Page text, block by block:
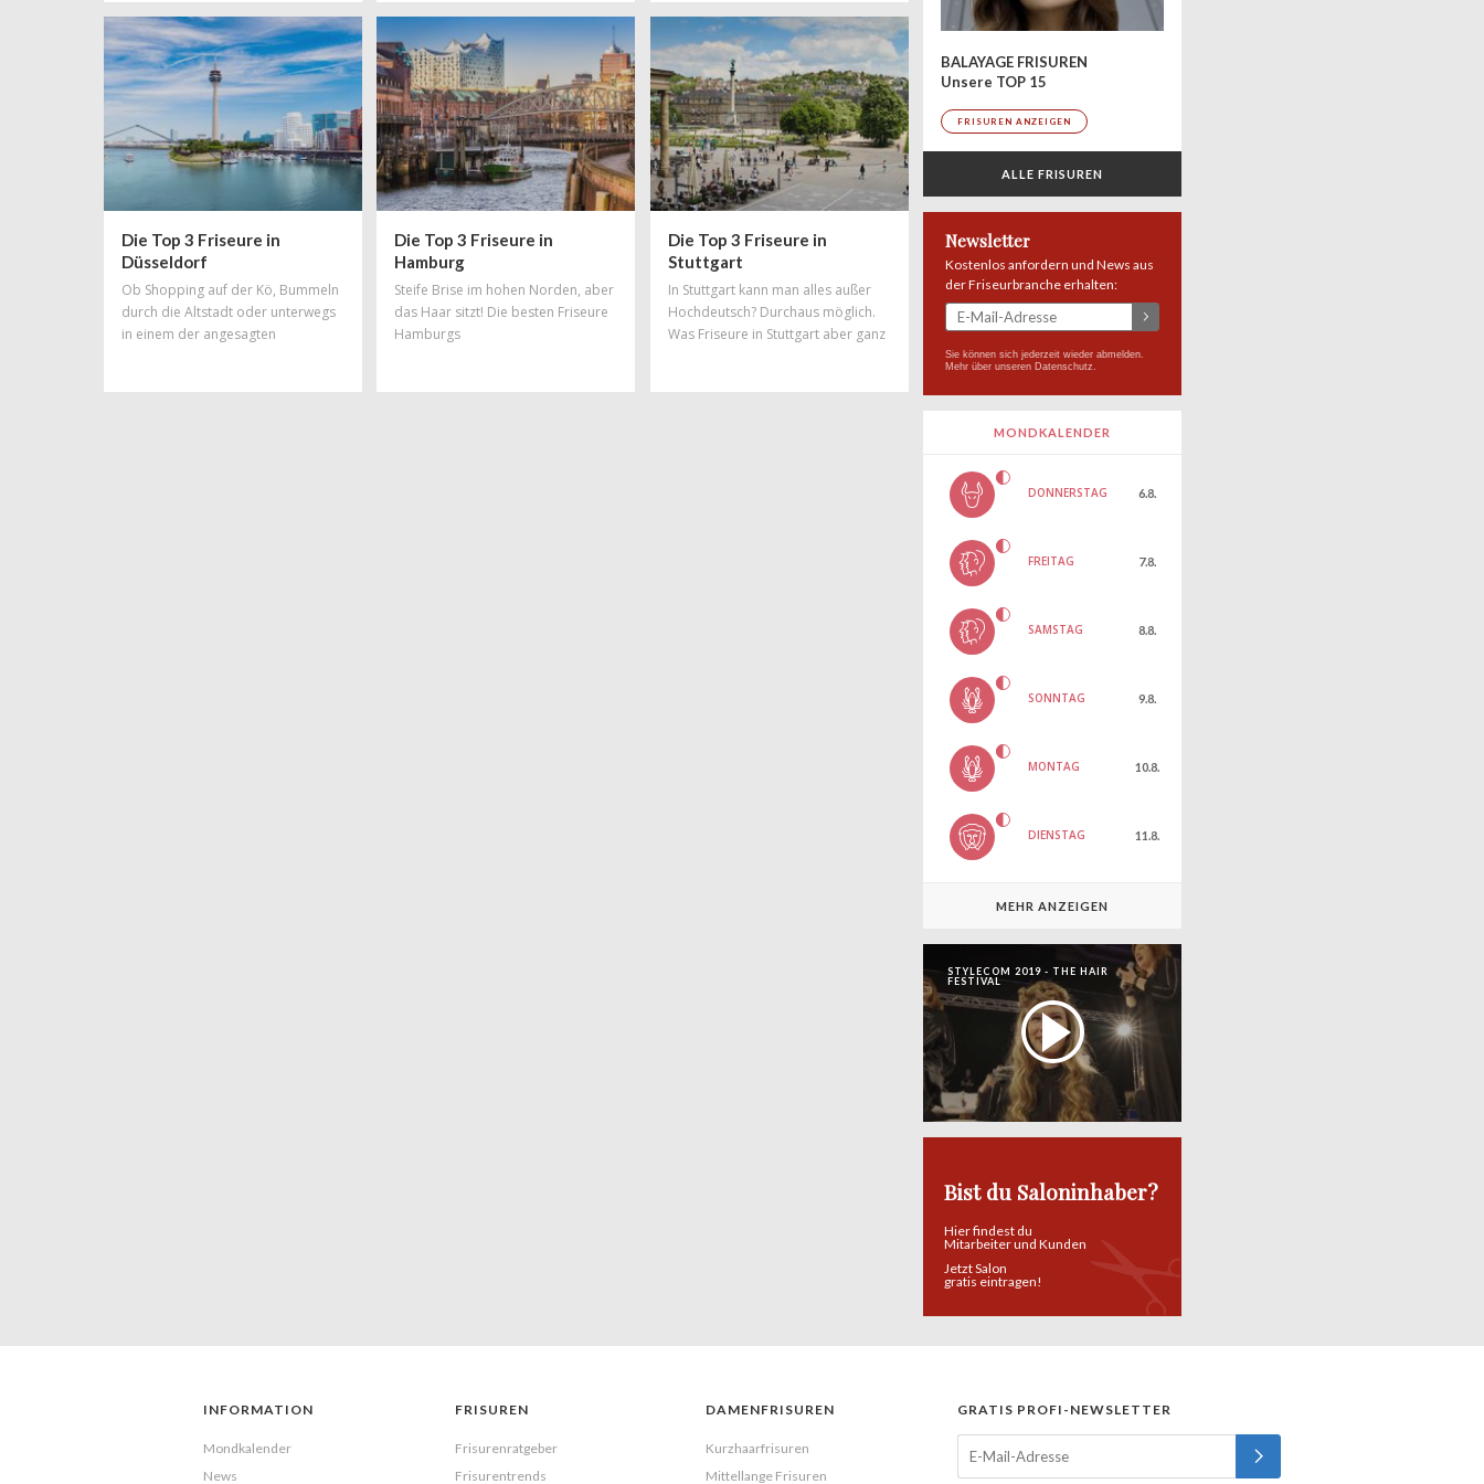
Rechnung tragen, als mit einer total
schicken, neuen Trendfrisur!
Friseursalons gibt es in München zu
Hauf aber welcher ist der richtige?
Unsere Liste an Top-Friseuren
erleichtert euch die Qual der Wahl.
Angelegenheiten hat die
Hauptstadt die Nase vorn – mit
Salons, in denen Trends geboren
werden und wo sich Styles und
Stylisten aus der ganzen Welt feiern
lassen. Hier findet ihr Salons, die zu
den
Die Top 3 Friseure in
Düsseldorf
Ob Shopping auf der Kö, Bummeln
durch die Altstadt oder unterwegs
in einem der angesagten
Die Top 3 Friseure in
Hamburg
Steife Brise im hohen Norden, aber
das Haar sitzt! Die besten Friseure
Hamburgs
Die Top 3 Friseure in
Stuttgart
In Stuttgart kann man alles außer
Hochdeutsch? Durchaus möglich.
Was Friseure in Stuttgart aber ganz
BALAYAGE FRISUREN
Unsere TOP 15
FRISUREN ANZEIGEN
ALLE FRISUREN
Newsletter
Kostenlos anfordern und News aus
der Friseurbranche erhalten:
Sie können sich jederzeit wieder abmelden.
Mehr über unseren Datenschutz.
MONDKALENDER
DONNERSTAG 6.8.
FREITAG 7.8.
SAMSTAG 8.8.
SONNTAG 9.8.
MONTAG 10.8.
DIENSTAG 11.8.
MEHR ANZEIGEN
STYLECOM 2019 - THE HAIR
FESTIVAL
Bist du Saloninhaber?
Hier findest du
Mitarbeiter und Kunden
Jetzt Salon
gratis eintragen!
INFORMATION
Mondkalender
News
FRISUREN
Frisurenratgeber
Frisurentrends
DAMENFRISUREN
Kurzhaarfrisuren
Mittellange Frisuren
GRATIS PROFI-NEWSLETTER